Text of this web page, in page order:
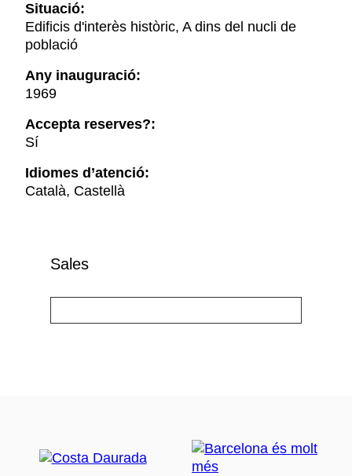
Situació:
Edificis d'interès històric, A dins del nucli de
població
Any inauguració:
1969
Accepta reserves?:
Sí
Idiomes d’atenció:
Català, Castellà
Sales